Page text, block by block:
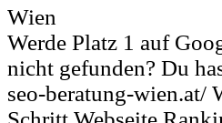
Wien
Werde Platz 1 auf
nicht gefunden? Du
seo-beratung-wien.at/